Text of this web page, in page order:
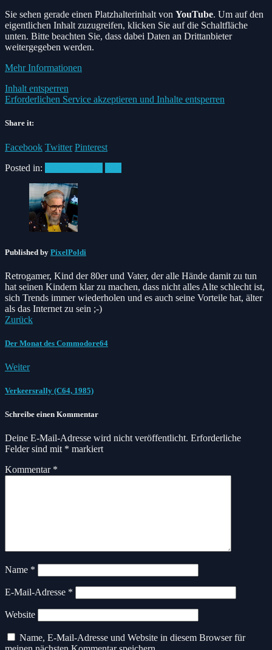
Sie sehen gerade einen Platzhalterinhalt von YouTube. Um auf den
eigentlichen Inhalt zuzugreifen, klicken Sie auf die Schaltfläche
unten. Bitte beachten Sie, dass dabei Daten an Drittanbieter
weitergegeben werden.
Mehr Informationen
Inhalt entsperren
Erforderlichen Service akzeptieren und Inhalte entsperren
Share it:
Facebook Twitter Pinterest
Posted in:
Published by PixelPoldi
Retrogamer, Kind der 80er und Vater, der alle Hände damit zu tun
hat seinen Kindern klar zu machen, dass nicht alles Alte schlecht ist,
sich Trends immer wiederholen und es auch seine Vorteile hat, älter
als das Internet zu sein ;-)
Zurück
Der Monat des Commodore64
Weiter
Verkeersrally (C64, 1985)
Schreibe einen Kommentar
Deine E-Mail-Adresse wird nicht veröffentlicht. Erforderliche
Felder sind mit * markiert
Kommentar *
Name *
E-Mail-Adresse *
Website
Name, E-Mail-Adresse und Website in diesem Browser für